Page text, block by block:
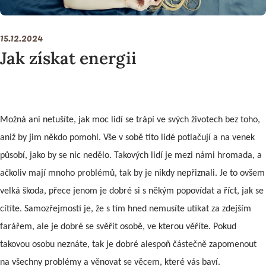
15.12.2024
Jak získat energii
Možná ani netušíte, jak moc lidí se trápí ve svých životech bez toho,
aniž by jim někdo pomohl. Vše v sobě tito lidé potlačují a na venek
působí, jako by se nic nedělo. Takových lidí je mezi námi hromada, a
ačkoliv mají mnoho problémů, tak by je nikdy nepřiznali. Je to ovšem
velká škoda, přece jenom je dobré si s někým popovídat a říct, jak se
cítíte. Samozřejmostí je, že s tím hned nemusíte utíkat za zdejším
farářem, ale je dobré se svěřit osobě, ve kterou věříte. Pokud
takovou osobu neznáte, tak je dobré alespoň částečně zapomenout
na všechny problémy a věnovat se věcem, které vás baví.